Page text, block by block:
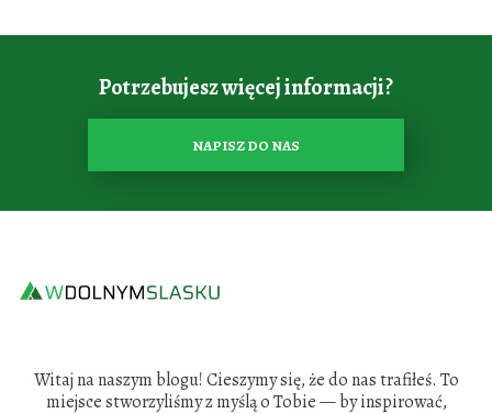
Potrzebujesz więcej informacji?
NAPISZ DO NAS
Witaj na naszym blogu! Cieszymy się, że do nas trafiłeś. To
miejsce stworzyliśmy z myślą o Tobie — by inspirować,